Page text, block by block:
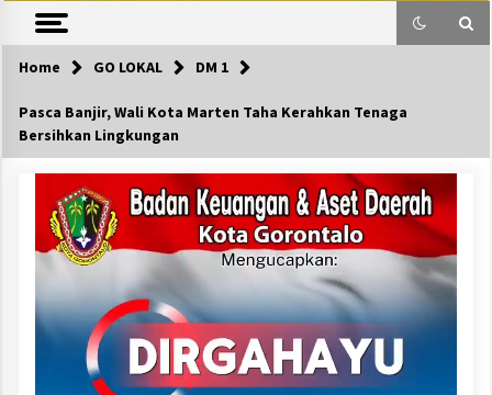
Home GO LOKAL DM 1
Pasca Banjir, Wali Kota Marten Taha Kerahkan Tenaga
Bersihkan Lingkungan